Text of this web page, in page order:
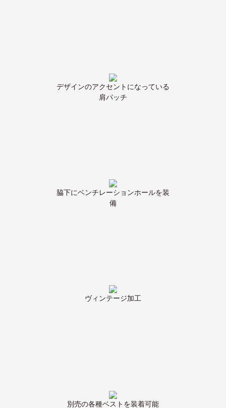
デザインのアクセントになっている
肩パッチ
脇下にベンチレーションホールを装
備
ヴィンテージ加工
別売の各種ベストを装着可能